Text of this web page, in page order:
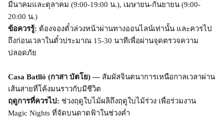
มีนาคมและตุลาคม (9:00-19:00 น.), เมษายน-กันยายน (9:00-
20:00 น.)
ข้อควรรู้: ต้องจองตั๋วล่วงหน้าผ่านทางออนไลน์เท่านั้น และควรไป
ถึงก่อนเวลาในตั๋วประมาณ 15-30 นาทีเพื่อผ่านจุดตรวจความ
ปลอดภัย
Casa Batlló (กาสา บัตโย) — สัมผัสจินตนาการเหนือกาลเวลาผ่าน
เส้นสายที่โค้งมนราวกับมีชีวิต
ฤดูการที่ควรไป: ช่วงฤดูใบไม้ผลิถึงฤดูใบไม้ร่วง เพื่อร่วมงาน
Magic Nights ที่จัดบนดาดฟ้าในช่วงค่ำ